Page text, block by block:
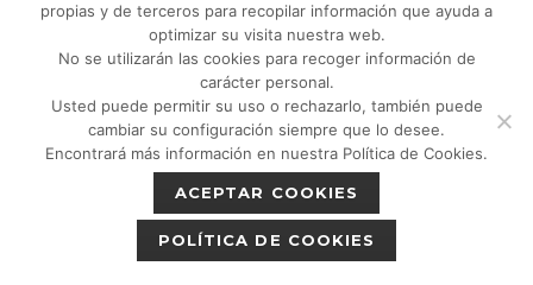
© El Bosque Club de Golf |Aviso Legal|
Política de Privacidad| Política de Cookies
Política de devoluciones|
Protección de Menores CPM”|
propias y de terceros para recopilar información que ayuda a
optimizar su visita nuestra web.
No se utilizarán las cookies para recoger información de
carácter personal.
Usted puede permitir su uso o rechazarlo, también puede
cambiar su configuración siempre que lo desee.
Encontrará más información en nuestra Política de Cookies.
ACEPTAR COOKIES
POLÍTICA DE COOKIES